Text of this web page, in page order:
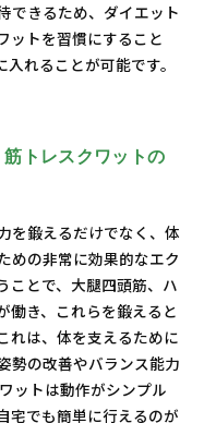
できるため、ダイエット
ットを習慣にすること
れることが可能です。
トレスクワットの
を鍛えるだけでなく、体
めの非常に効果的なエク
ことで、大腿四頭筋、ハ
働き、これらを鍛えると
れは、体を支えるために
勢の改善やバランス能力
ットは動作がシンプル
宅でも簡単に行えるのが